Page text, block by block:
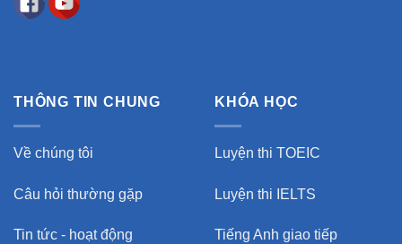
THÔNG TIN CHUNG
Về chúng tôi
Câu hỏi thường gặp
Tin tức - hoạt động
KHÓA HỌC
Luyện thi TOEIC
Luyện thi IELTS
Tiếng Anh giao tiếp